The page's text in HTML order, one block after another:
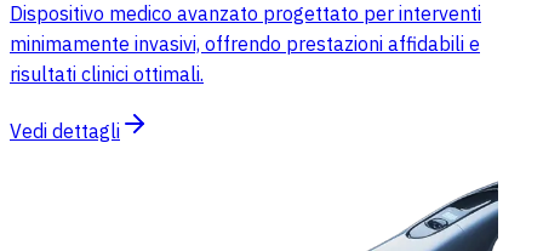
Dispositivo medico avanzato progettato per interventi
minimamente invasivi, offrendo prestazioni affidabili e
risultati clinici ottimali.
Vedi dettagli